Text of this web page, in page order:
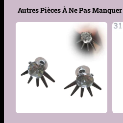
Type de boucles
Matière Acier
Hypoallergénique
Oui
Autres Pièces À Ne Pas Manquer